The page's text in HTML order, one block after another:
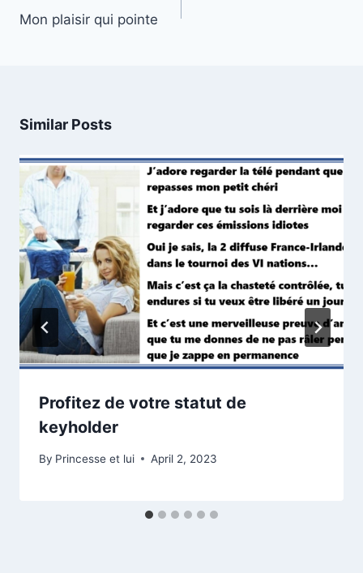
navigation
Mon plaisir qui pointe
Similar Posts
Profitez de votre statut de
keyholder
By Princesse et lui April 2, 2023